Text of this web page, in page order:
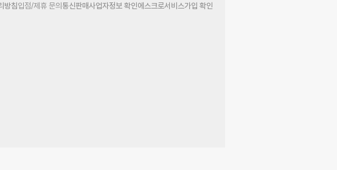
방침입점/제휴 문의통신판매사업자정보 확인에스크로서비스가입 확인